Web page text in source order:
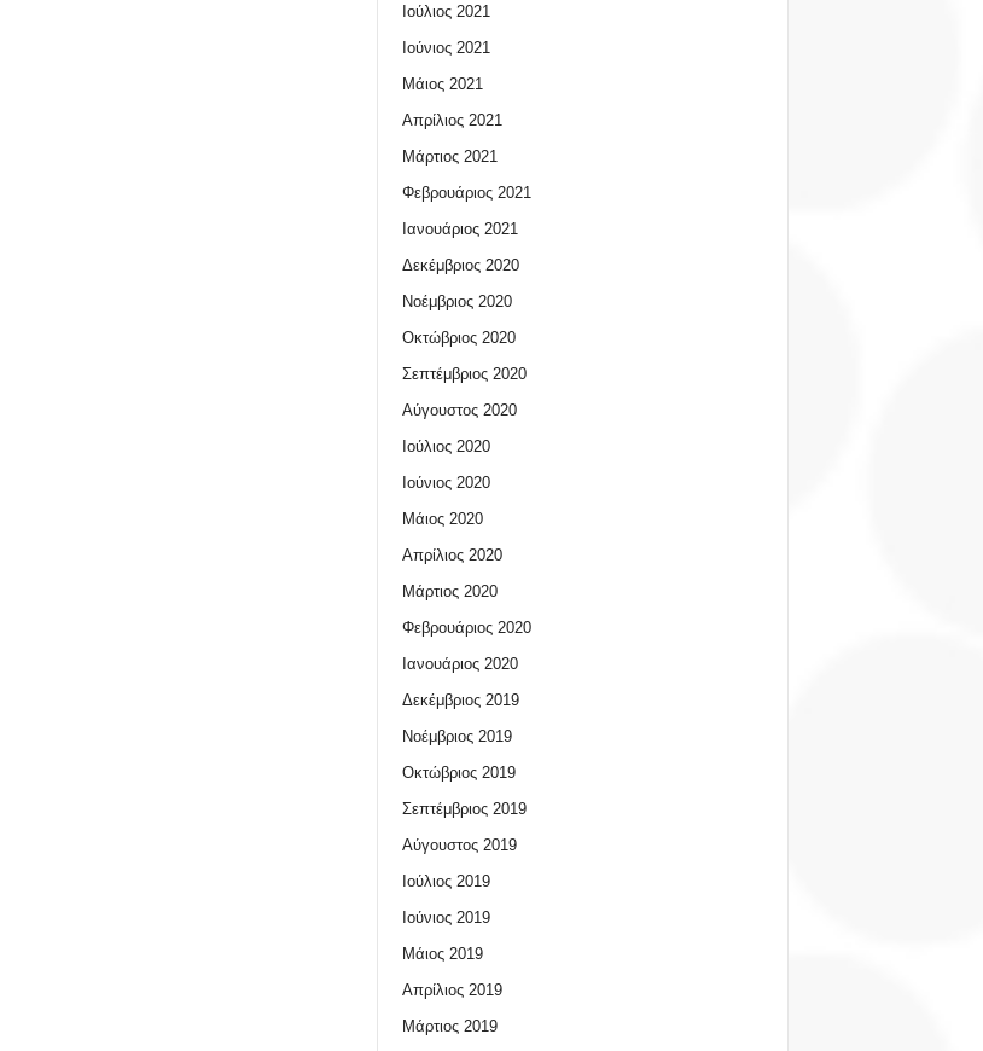
Ιούλιος 2021
Ιούνιος 2021
Μάιος 2021
Απρίλιος 2021
Μάρτιος 2021
Φεβρουάριος 2021
Ιανουάριος 2021
Δεκέμβριος 2020
Νοέμβριος 2020
Οκτώβριος 2020
Σεπτέμβριος 2020
Αύγουστος 2020
Ιούλιος 2020
Ιούνιος 2020
Μάιος 2020
Απρίλιος 2020
Μάρτιος 2020
Φεβρουάριος 2020
Ιανουάριος 2020
Δεκέμβριος 2019
Νοέμβριος 2019
Οκτώβριος 2019
Σεπτέμβριος 2019
Αύγουστος 2019
Ιούλιος 2019
Ιούνιος 2019
Μάιος 2019
Απρίλιος 2019
Μάρτιος 2019